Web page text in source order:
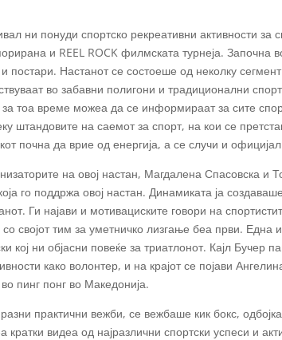
ни понуди спортско рекреативни активности за
и REEL ROCK филмската турнеја. Започна
постари. Настанот се состоеше од неколку
во забавни полигони и традиционални
за тоа време можеа да се информираат за сите
штандовите на саемот за спорт, на кои се
почна да врие од енергија, а се случи и
на овој настан, Магдалена Спасовска и
го поддржа овој настан. Динамиката ја
Ги најави и мотивациските говори на
својот тим за уметничко лизгање беа први. Една
кој ни објасни повеќе за триатлонот. Кајл Бучер
како волонтер, и на крајот се појави
пинг понг во Македонија.
практични вежби, се вежбаше кик бокс,
видеа од најразлични спортски успеси и